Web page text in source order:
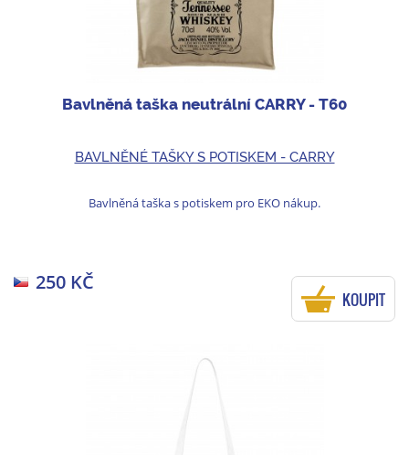
Bavlněná taška neutrální CARRY - T60
BAVLNĚNÉ TAŠKY S POTISKEM - CARRY
Bavlněná taška s potiskem pro EKO nákup.
250 KČ
KOUPIT